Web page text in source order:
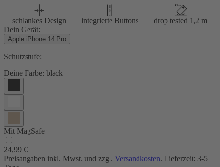
schlankes Design integrierte Buttons
drop tested 1,2 m
Dein Gerät:
Apple iPhone 14 Pro
Schutzstufe:
Deine Farbe: black
Mit MagSafe
24,99 €
Preisangaben inkl. Mwst. und zzgl. Versandkosten. Lieferzeit: 3-5